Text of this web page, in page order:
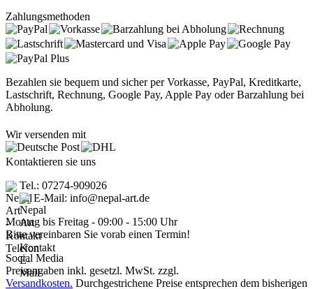
Zahlungsmethoden
Bezahlen sie bequem und sicher per Vorkasse, PayPal, Kreditkarte,
Lastschrift, Rechnung, Google Pay, Apple Pay oder Barzahlung bei
Abholung.
Wir versenden mit
Kontaktieren sie uns
Tel.: 07274-909026
E-Mail: info@nepal-art.de
Montag bis Freitag - 09:00 - 15:00 Uhr
Bitte vereinbaren Sie vorab einen Termin!
Social Media
Preisangaben inkl. gesetzl. MwSt. zzgl.
Versandkosten. Durchgestrichene Preise entsprechen dem bisherigen